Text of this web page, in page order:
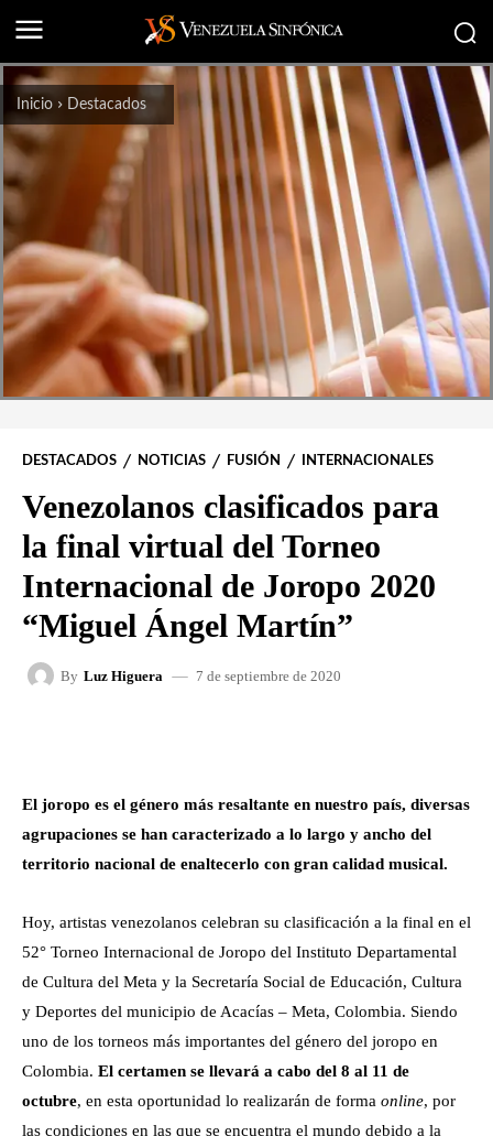
Inicio Destacados
DESTACADOS NOTICIAS FUSIÓN INTERNACIONALES
Venezolanos clasificados para
la final virtual del Torneo
Internacional de Joropo 2020
“Miguel Ángel Martín”
By Luz Higuera 7 de septiembre de 2020
El joropo es el género más resaltante en nuestro país, diversas
agrupaciones se han caracterizado a lo largo y ancho del
territorio nacional de enaltecerlo con gran calidad musical.
Hoy, artistas venezolanos celebran su clasificación a la final en el
52° Torneo Internacional de Joropo del Instituto Departamental
de Cultura del Meta y la Secretaría Social de Educación, Cultura
y Deportes del municipio de Acacías – Meta, Colombia. Siendo
uno de los torneos más importantes del género del joropo en
Colombia. El certamen se llevará a cabo del 8 al 11 de
octubre, en esta oportunidad lo realizarán de forma online, por
las condiciones en las que se encuentra el mundo debido a la